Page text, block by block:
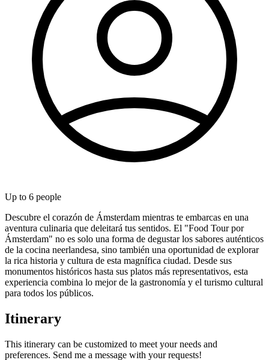
Up to 6 people
Descubre el corazón de Ámsterdam mientras te embarcas en una
aventura culinaria que deleitará tus sentidos. El "Food Tour por
Ámsterdam" no es solo una forma de degustar los sabores auténticos
de la cocina neerlandesa, sino también una oportunidad de explorar
la rica historia y cultura de esta magnífica ciudad. Desde sus
monumentos históricos hasta sus platos más representativos, esta
experiencia combina lo mejor de la gastronomía y el turismo cultural
para todos los públicos.
Itinerary
This itinerary can be customized to meet your needs and
preferences. Send me a message with your requests!